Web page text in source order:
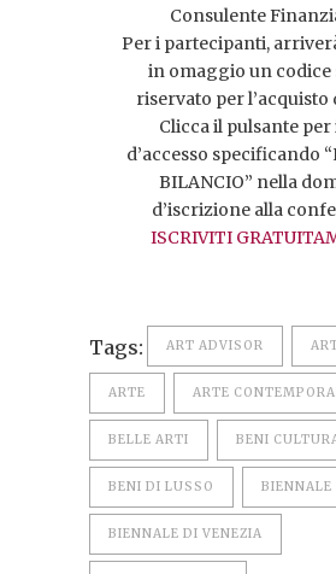
Consulente
Per i partecipanti,
in omaggio un codice
riservato per l’acquisto
Clicca il pulsante
d’accesso specificando
BILANCIO” nella
d’iscrizione alla
ISCRIVITI
Tags: ART ADVISOR
ARTE ARTE
BELLE ARTI BENI
BENI DI LUSSO BIENNALE
BIENNALE DI VENEZIA